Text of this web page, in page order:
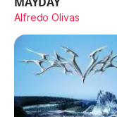
Alfredo Olivas